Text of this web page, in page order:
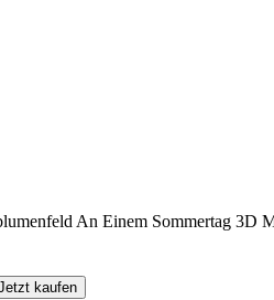
An Einem Sommertag 3D
kaufen